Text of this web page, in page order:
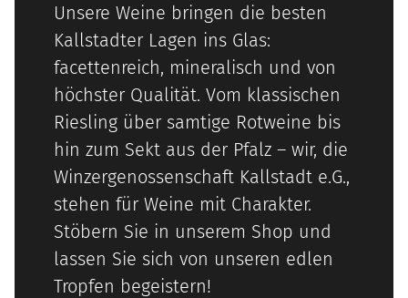
Unsere Weine bringen die besten
Kallstadter Lagen ins Glas:
facettenreich, mineralisch und von
höchster Qualität. Vom klassischen
Riesling über samtige Rotweine bis
hin zum Sekt aus der Pfalz – wir, die
Winzergenossenschaft Kallstadt e.G.,
stehen für Weine mit Charakter.
Stöbern Sie in unserem Shop und
lassen Sie sich von unseren edlen
Tropfen begeistern!